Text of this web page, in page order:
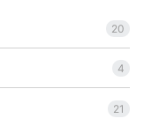
20
4
21